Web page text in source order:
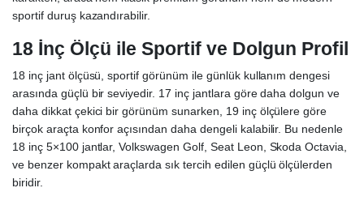
sportif duruş kazandırabilir.
18 İnç Ölçü ile Sportif ve Dolgun Profil
18 inç jant ölçüsü, sportif görünüm ile günlük kullanım dengesi
arasında güçlü bir seviyedir. 17 inç jantlara göre daha dolgun ve
daha dikkat çekici bir görünüm sunarken, 19 inç ölçülere göre
birçok araçta konfor açısından daha dengeli kalabilir. Bu nedenle
18 inç 5×100 jantlar, Volkswagen Golf, Seat Leon, Skoda Octavia,
ve benzer kompakt araçlarda sık tercih edilen güçlü ölçülerden
biridir.